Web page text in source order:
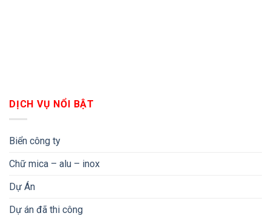
DỊCH VỤ NỔI BẬT
Biển công ty
Chữ mica – alu – inox
Dự Án
Dự án đã thi công